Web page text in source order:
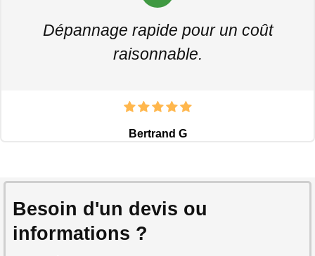
Dépannage rapide pour un coût
raisonnable.
Bertrand G
Besoin d'un devis ou
informations ?